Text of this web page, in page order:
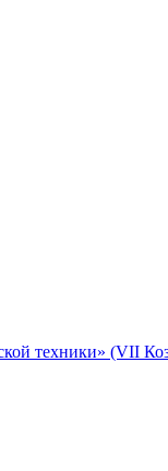
техники» (VII